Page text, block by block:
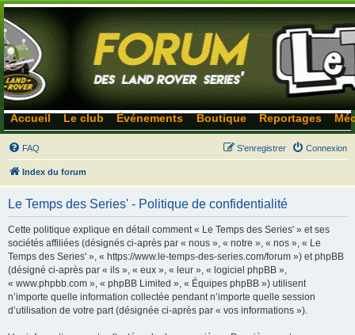
Accueil Le club Événements Boutique Reportages
FAQ Connexion
S’enregistrer
Index du forum
Le Temps des Series' - Politique de confidentialité
Cette politique explique en détail comment « Le Temps des Series' » et ses
sociétés affiliées (désignés ci-après par « nous », « notre », « nos », « Le
Temps des Series' », « https://www.le-temps-des-series.com/forum ») et phpBB
(désigné ci-après par « ils », « eux », « leur », « logiciel phpBB »,
« www.phpbb.com », « phpBB Limited », « Équipes phpBB ») utilisent
n’importe quelle information collectée pendant n’importe quelle session
d’utilisation de votre part (désignée ci-après par « vos informations »).